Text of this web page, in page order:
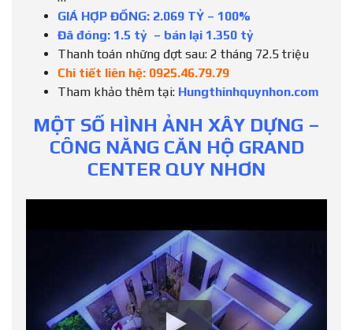
GIÁ HỢP ĐỒNG: 2.069 TỶ – 100%
Đã đóng: 1.5 tỷ – bán lại 1.350 tỷ
Thanh toán những đợt sau: 2 tháng 72.5 triệu
Chi tiết liên hệ: 0925.46.79.79
Tham khảo thêm tại: Hungthinhquynhon.com
MỘT SỐ HÌNH ẢNH XÂY DỰNG –
CÔNG NĂNG CĂN HỘ GRAND
CENTER QUY NHƠN